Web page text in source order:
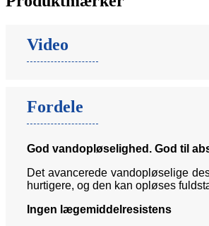
Video
Fordele
God vandopløselighed. God til
Det avancerede vandopløselige
hurtigere, og den kan opløses
Ingen lægemiddelresistens